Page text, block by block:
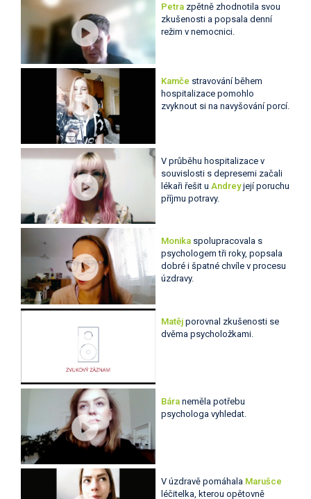
Petra zpětně zhodnotila svou
zkušenosti a popsala denní
režim v nemocnici.
Kamče stravování během
hospitalizace pomohlo
zvyknout si na navyšování porcí.
V průběhu hospitalizace v
souvislosti s depresemi začali
lékaři řešit u Andreyjejí poruchu
příjmu potravy.
Monika spolupracovala s
psychologem tři roky, popsala
dobré i špatné chvíle v procesu
úzdravy.
Matěj porovnal zkušenosti se
dvěma psycholožkami.
Bára neměla potřebu
psychologa vyhledat.
V úzdravě pomáhala Marušce
léčitelka, kterou opětovně